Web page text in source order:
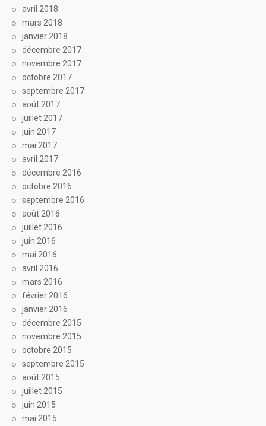
avril 2018
mars 2018
janvier 2018
décembre 2017
novembre 2017
octobre 2017
septembre 2017
août 2017
juillet 2017
juin 2017
mai 2017
avril 2017
décembre 2016
octobre 2016
septembre 2016
août 2016
juillet 2016
juin 2016
mai 2016
avril 2016
mars 2016
février 2016
janvier 2016
décembre 2015
novembre 2015
octobre 2015
septembre 2015
août 2015
juillet 2015
juin 2015
mai 2015